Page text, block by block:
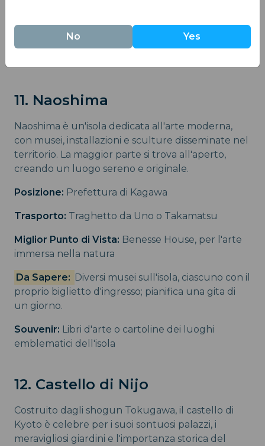
raccomandata al tramonto.
11. Naoshima
Naoshima è un'isola dedicata all'arte moderna,
con musei, installazioni e sculture disseminate nel
territorio. La maggior parte si trova all'aperto,
creando un luogo sereno e originale.
Posizione: Prefettura di Kagawa
Trasporto: Traghetto da Uno o Takamatsu
Miglior Punto di Vista: Benesse House, per l'arte
immersa nella natura
Da Sapere: Diversi musei sull'isola, ciascuno con il
proprio biglietto d'ingresso; pianifica una gita di
un giorno.
Souvenir: Libri d'arte o cartoline dei luoghi
emblematici dell'isola
12. Castello di Nijo
Costruito dagli shogun Tokugawa, il castello di
Kyoto è celebre per i suoi sontuosi palazzi, i
meravigliosi giardini e l'importanza storica del
No Yes